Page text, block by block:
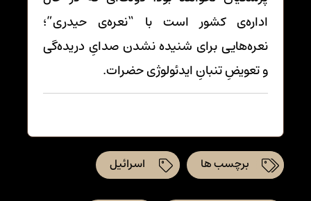
اداره‌ی کشور است با “نعره‌ی حیدری”؛
نعره‌هایی برای شنیده نشدن صدایِ دریده‌گی
و تعویضِ تنبانِ ایدئولوژی حضرات.
برچسب ها اسرائیل